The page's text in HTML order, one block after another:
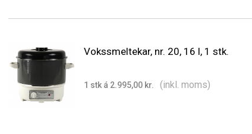
Vokssmeltekar, nr. 20, 16 l, 1 stk.
1 stk á 2.995,00 kr. (inkl. moms)